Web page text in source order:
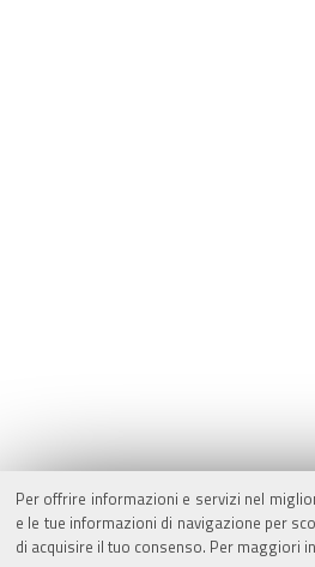
Per offrire informazioni e servizi nel
e le tue informazioni di navigazione per
di acquisire il tuo consenso. Per